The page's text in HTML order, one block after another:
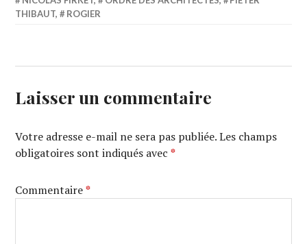
THIBAUT, ROGIER
Laisser un commentaire
Votre adresse e-mail ne sera pas publiée. Les champs
obligatoires sont indiqués avec*
Commentaire*